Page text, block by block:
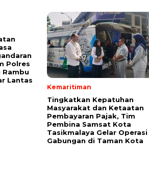
Polres
Rambu
Lantas
Kemaritiman
Tingkatkan Kepatuhan
Masyarakat dan Ketaatan
Pembayaran Pajak, Tim
Pembina Samsat Kota
Tasikmalaya Gelar Operasi
Gabungan di Taman Kota